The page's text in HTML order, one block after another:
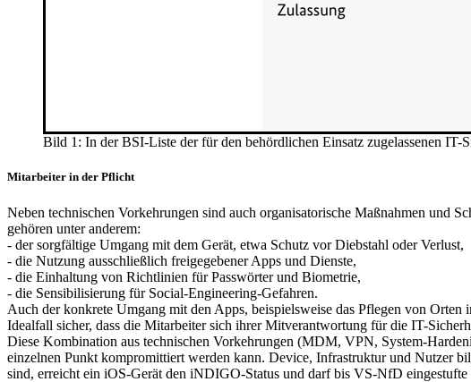
Bild 1: In der BSI-Liste der für den behördlichen Einsatz zugelassenen
Mitarbeiter in der Pflicht
Neben technischen Vorkehrungen sind auch organisatorische Maßnahmen und
gehören unter anderem:
- der sorgfältige Umgang mit dem Gerät, etwa Schutz vor Diebstahl oder Verlust,
- die Nutzung ausschließlich freigegebener Apps und Dienste,
- die Einhaltung von Richtlinien für Passwörter und Biometrie,
- die Sensibilisierung für Social-Engineering-Gefahren.
Auch der konkrete Umgang mit den Apps, beispielsweise das Pflegen von
Idealfall sicher, dass die Mitarbeiter sich ihrer Mitverantwortung für die IT-
Diese Kombination aus technischen Vorkehrungen (MDM, VPN, System-
einzelnen Punkt kompromittiert werden kann. Device, Infrastruktur und Nutzer
sind, erreicht ein iOS-Gerät den iNDIGO-Status und darf bis VS-NfD eingestufte